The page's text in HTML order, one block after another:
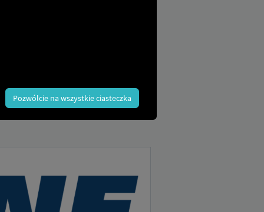
Pozwólcie na wszystkie ciasteczka